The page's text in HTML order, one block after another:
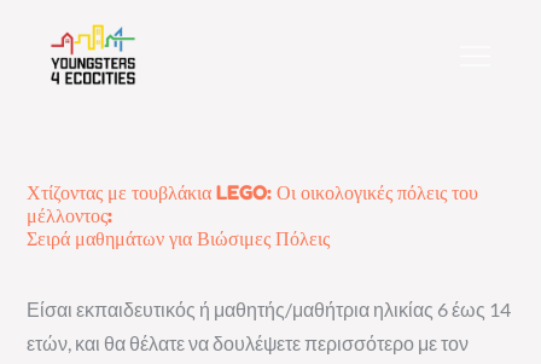
content
Χτίζοντας με τουβλάκια LEGO: Οι οικολογικές πόλεις του
μέλλοντος:
Σειρά μαθημάτων για Βιώσιμες Πόλεις
Είσαι εκπαιδευτικός ή μαθητής/μαθήτρια ηλικίας 6 έως 14
ετών, και θα θέλατε να δουλέψετε περισσότερο με τον